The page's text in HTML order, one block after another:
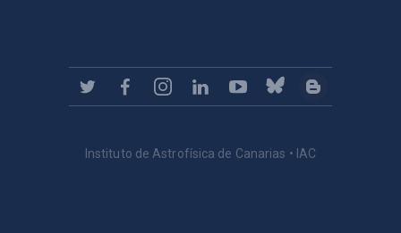
Instituto de Astrofísica de Canarias • IAC